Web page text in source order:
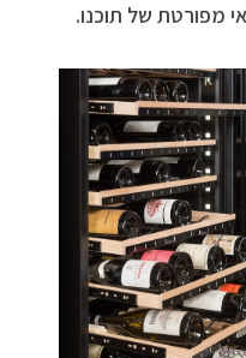
מפורטת של תוכנו.